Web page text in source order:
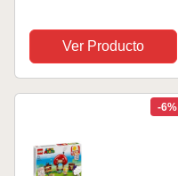
Bros con Minifigura
Interactiva, Regalos
para Niños y Niñas de
Ver Producto
-6%